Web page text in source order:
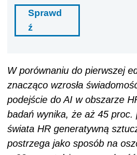
Sprawd
ź
W porównaniu do pierwszej
znacząco wzrosła
podejście do AI w obszarze
badań wynika, że aż 45 proc.
świata HR generatywną
postrzega jako sposób na